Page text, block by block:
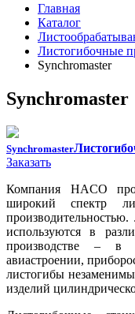
Главная
Каталог
Листогибочные
Synchromaster
Synchromaster
Synchromaster
Заказать
Компания HACO
широкий спектр
производительностью.
используются в
производстве – в
авиастроении,
листогибы
изделий